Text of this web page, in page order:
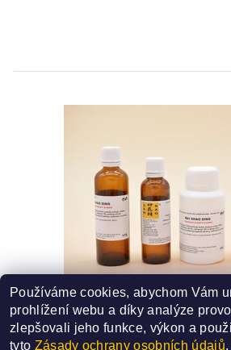
119 - BAI SHAO DING
SMĚS ČÍSLO - 119
Používáme cookies, abychom Vám
prohlížení webu a díky analýze
zlepšovali jeho funkce, výkon a
tyto Zásady ochrany osobních údajů